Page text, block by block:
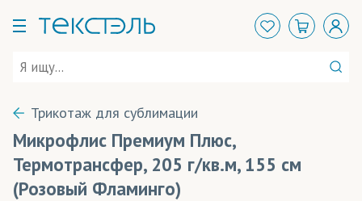
Трикотаж для сублимации
Микрофлис Премиум Плюс,
Термотрансфер, 205 г/кв.м, 155 см
(Розовый Фламинго)